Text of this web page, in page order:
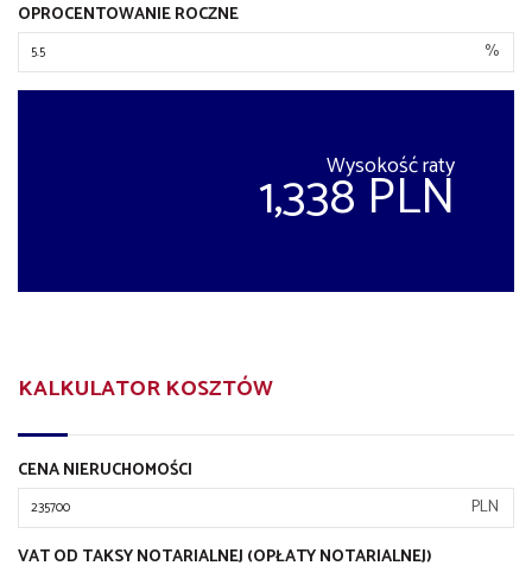
OPROCENTOWANIE ROCZNE
%
Wysokość raty
1,338 PLN
KALKULATOR KOSZTÓW
CENA NIERUCHOMOŚCI
PLN
VAT OD TAKSY NOTARIALNEJ (OPŁATY NOTARIALNEJ)